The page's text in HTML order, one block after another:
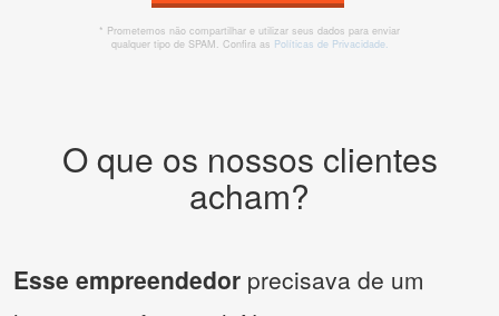
* Prometemos não compartilhar e utilizar seus dados para enviar
qualquer tipo de SPAM. Confira as Políticas de Privacidade.
O que os nossos clientes
acham?
Esse empreendedor precisava de um